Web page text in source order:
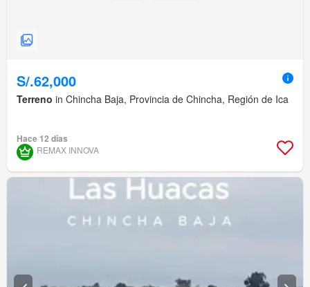
S/.62,000
Terreno in Chincha Baja, Provincia de Chincha, Región de Ica
Hace 12 días
REMAX INNOVA